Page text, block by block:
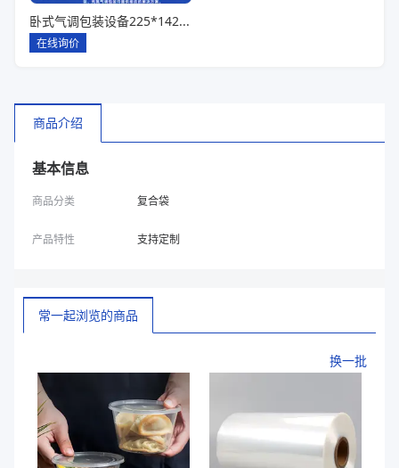
卧式气调包装设备225*142*80一出六
在线询价
商品介绍
基本信息
商品分类 复合袋
产品特性 支持定制
常一起浏览的商品
换一批